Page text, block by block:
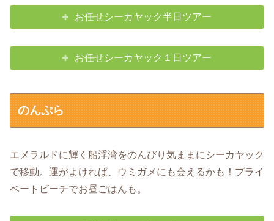
お任せシーカヤック半日ツアー
お任せシーカヤック１日ツアー
のんぷら
エメラルドに輝く船浮湾をのんびり気ままにシーカヤック
で移動。運がよければ、ウミガメにも会えるかも！プライ
ベートビーチでお昼ごはんも。